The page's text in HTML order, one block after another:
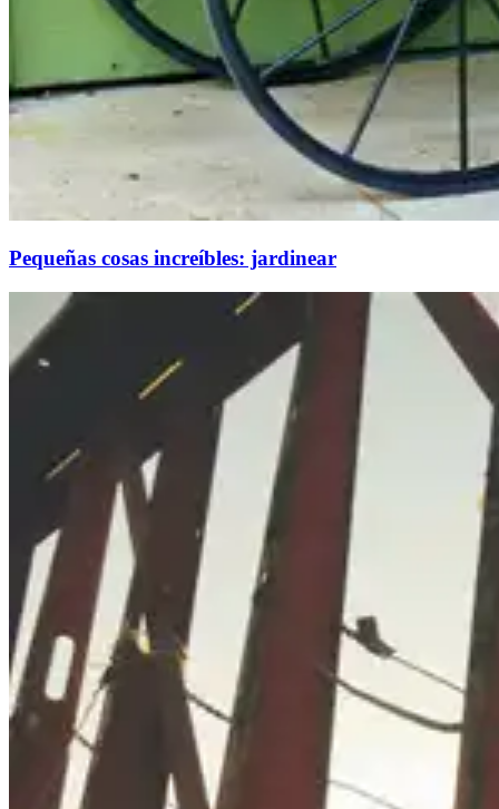
Pequeñas cosas increíbles: jardinear